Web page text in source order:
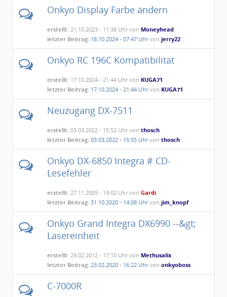
Onkyo Display Farbe ändern
erstellt: 21.10.2023 - 11:38 Uhr von Moneyhead
letzter Beitrag: 18.10.2024 - 07:47 Uhrvonjerry22
Onkyo RC 196C Kompatibilität
erstellt: 17.10.2024 - 21:44 Uhr von KUGA71
letzter Beitrag: 17.10.2024 - 21:44 Uhrvon KUGA71
Neuzugang DX-7511
erstellt: 03.03.2022 - 15:52 Uhr vonthosch
letzter Beitrag: 03.03.2022 - 15:55 Uhrvonthosch
Onkyo DX-6850 Integra # CD-
Lesefehler
erstellt: 27.11.2005 - 19:02 Uhr vonGardi
letzter Beitrag: 31.10.2020 - 14:08 Uhrvonjim_knopf
Onkyo Grand Integra DX6990 --&gt;
Lasereinheit
erstellt: 29.02.2012 - 17:10 Uhr von Methusalix
letzter Beitrag: 23.02.2020 - 16:22 Uhrvononkyoboss
C-7000R